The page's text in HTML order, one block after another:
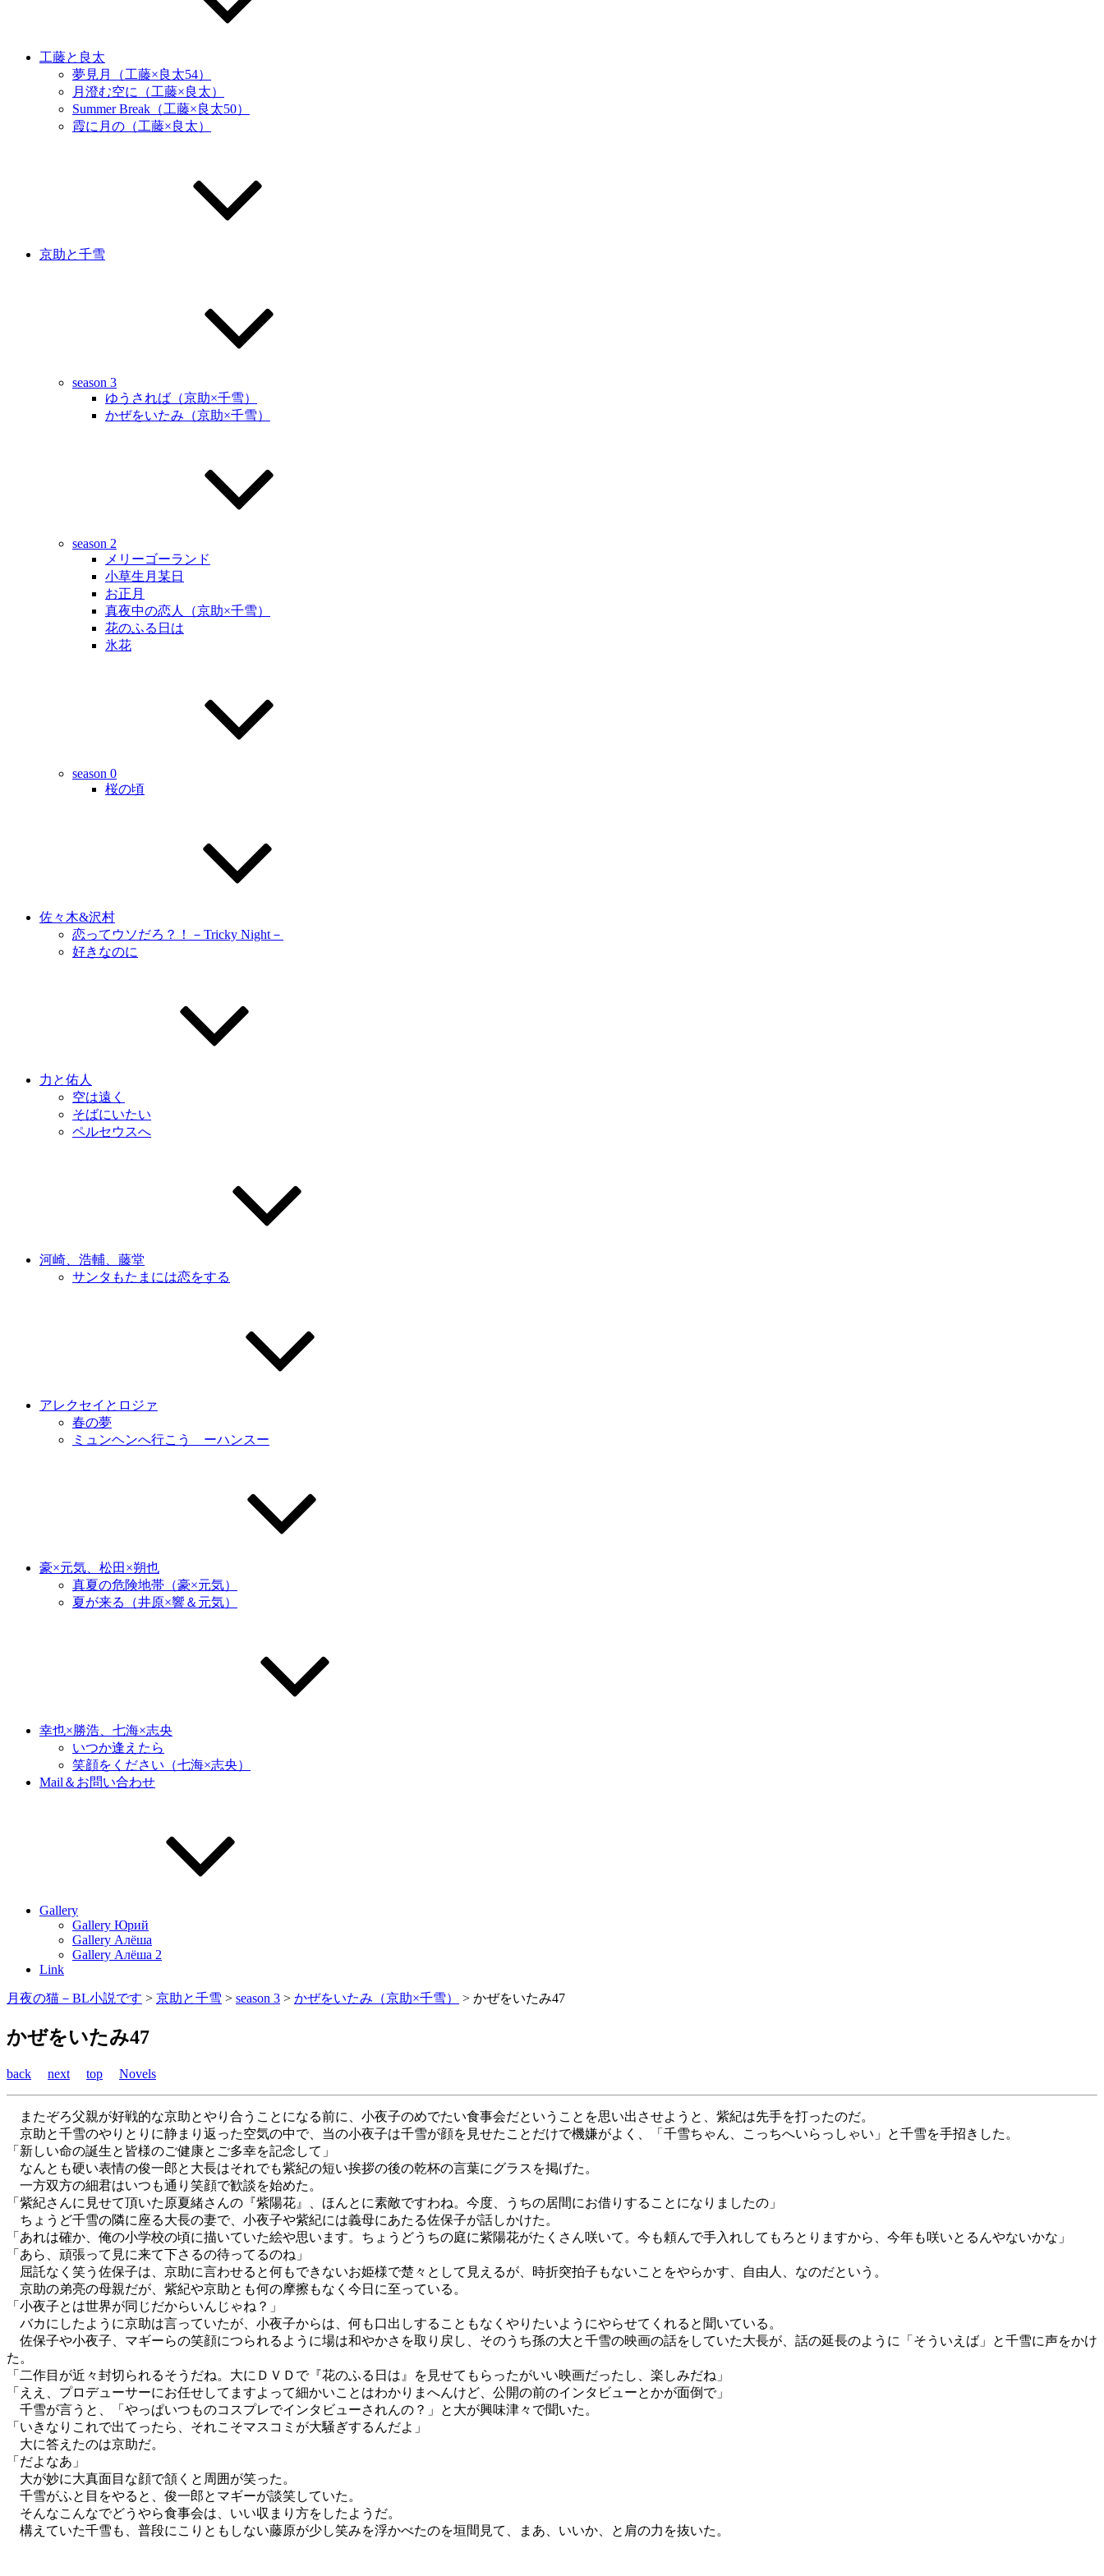
工藤と良太
夢見月（工藤×良太54）
月澄む空に（工藤×良太）
Summer Break（工藤×良太50）
霞に月の（工藤×良太）
京助と千雪
season 3
ゆうされば（京助×千雪）
かぜをいたみ（京助×千雪）
season 2
メリーゴーランド
小草生月某日
お正月
真夜中の恋人（京助×千雪）
花のふる日は
氷花
season 0
桜の頃
佐々木&沢村
恋ってウソだろ？！－Tricky Night－
好きなのに
力と佑人
空は遠く
そばにいたい
ペルセウスへ
河崎、浩輔、藤堂
サンタもたまには恋をする
アレクセイとロジァ
春の夢
ミュンヘンへ行こう ーハンスー
豪×元気、松田×朔也
真夏の危険地帯（豪×元気）
夏が来る（井原×響＆元気）
幸也×勝浩、七海×志央
いつか逢えたら
笑顔をください（七海×志央）
Mail＆お問い合わせ
Gallery
Gallery Юрий
Gallery Алёша
Gallery Алёша 2
Link
月夜の猫－BL小説です > 京助と千雪 > season 3 > かぜをいたみ（京助×千雪） > かぜをいたみ47
かぜをいたみ47
back next top Novels
またぞろ父親が好戦的な京助とやり合うことになる前に、小夜子のめでたい食事会だということを思い出させようと、紫紀は先手を打ったのだ。
京助と千雪のやりとりに静まり返った空気の中で、当の小夜子は千雪が顔を見せたことだけで機嫌がよく、「千雪ちゃん、こっちへいらっしゃい」と千雪を手招きした。
「新しい命の誕生と皆様のご健康とご多幸を記念して」
なんとも硬い表情の俊一郎と大長はそれでも紫紀の短い挨拶の後の乾杯の言葉にグラスを掲げた。
一方双方の細君はいつも通り笑顔で歓談を始めた。
「紫紀さんに見せて頂いた原夏緒さんの『紫陽花』、ほんとに素敵ですわね。今度、うちの居間にお借りすることになりましたの」
ちょうど千雪の隣に座る大長の妻で、小夜子や紫紀には義母にあたる佐保子が話しかけた。
「あれは確か、俺の小学校の頃に描いていた絵や思います。ちょうどうちの庭に紫陽花がたくさん咲いて。今も頼んで手入れしてもろとりますから、今年も咲いとるんやないかな」
「あら、頑張って見に来て下さるの待ってるのね」
屈託なく笑う佐保子は、京助に言わせると何もできないお姫様で楚々として見えるが、時折突拍子もないことをやらかす、自由人、なのだという。
京助の弟亮の母親だが、紫紀や京助とも何の摩擦もなく今日に至っている。
「小夜子とは世界が同じだからいんじゃね？」
バカにしたように京助は言っていたが、小夜子からは、何も口出しすることもなくやりたいようにやらせてくれると聞いている。
佐保子や小夜子、マギーらの笑顔につられるように場は和やかさを取り戻し、そのうち孫の大と千雪の映画の話をしていた大長が、話の延長のように「そういえば」と千雪に声をかけ
た。
「二作目が近々封切られるそうだね。大にＤＶＤで『花のふる日は』を見せてもらったがいい映画だったし、楽しみだね」
「ええ、プロデューサーにお任せしてますよって細かいことはわかりまへんけど、公開の前のインタビューとかが面倒で」
千雪が言うと、「やっぱいつものコスプレでインタビューされんの？」と大が興味津々で聞いた。
「いきなりこれで出てったら、それこそマスコミが大騒ぎするんだよ」
大に答えたのは京助だ。
「だよなあ」
大が妙に大真面目な顔で頷くと周囲が笑った。
千雪がふと目をやると、俊一郎とマギーが談笑していた。
そんなこんなでどうやら食事会は、いい収まり方をしたようだ。
構えていた千雪も、普段にこりともしない藤原が少し笑みを浮かべたのを垣間見て、まあ、いいか、と肩の力を抜いた。